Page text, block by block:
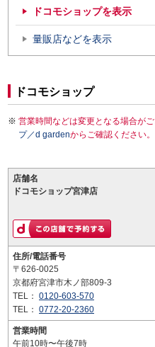
ドコモショップを表示
量販店などを表示
ドコモショップ
営業時間などは変更となる場合が
プ／d gardenからご確認ください。
店舗名
ドコモショップ宮津店
住所/電話番号
〒626-0025
京都府宮津市木ノ部809-3
TEL： 0120-603-570
TEL： 0772-20-2360
営業時間
午前10時〜午後7時